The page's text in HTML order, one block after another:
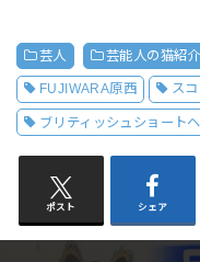
芸人 芸能人の猫紹介
FUJIWARA原西 ス
ブリティッシュショート
ポスト シェア